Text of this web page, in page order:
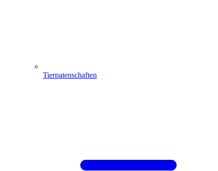
Tierpatenschaften